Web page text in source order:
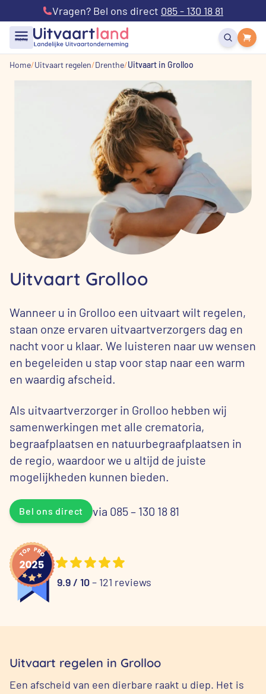
Vragen? Bel ons direct 085 - 130 18 81
menu
Home Uitvaart regelen Drenthe Uitvaart in Grolloo
Uitvaart Grolloo
Wanneer u in Grolloo een uitvaart wilt regelen,
staan onze ervaren uitvaartverzorgers dag en
nacht voor u klaar. We luisteren naar uw wensen
en begeleiden u stap voor stap naar een warm
en waardig afscheid.
Als uitvaartverzorger in Grolloo hebben wij
samenwerkingen met alle crematoria,
begraafplaatsen en natuurbegraafplaatsen in
de regio, waardoor we u altijd de juiste
mogelijkheden kunnen bieden.
Bel ons direct via 085 – 130 18 81
9.9 / 10– 121 reviews
Uitvaart regelen in Grolloo
Een afscheid van een dierbare raakt u diep. Het is